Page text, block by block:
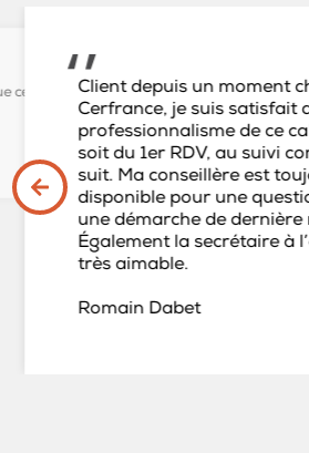
ce
Client depuis un moment
Cerfrance, je suis satisfait
professionnalisme de ce
soit du 1er RDV, au suivi
suit. Ma conseillère est
disponible pour une
une démarche de dernière
Également la secrétaire à
très aimable.
Romain Dabet